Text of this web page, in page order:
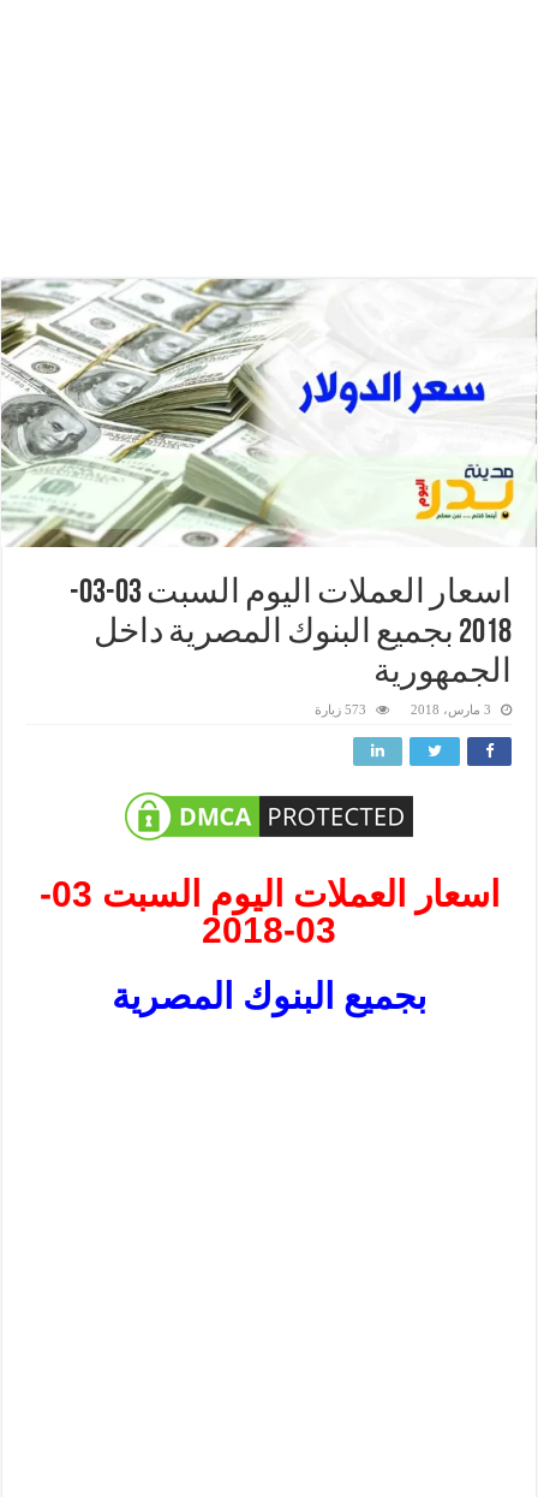
اسعار العملات اليوم السبت 03-03-
2018 بجميع البنوك المصرية داخل
الجمهورية
3 مارس، 2018 573 زيارة
اسعار العملات اليوم السبت 03-
03-2018
بجميع البنوك المصرية